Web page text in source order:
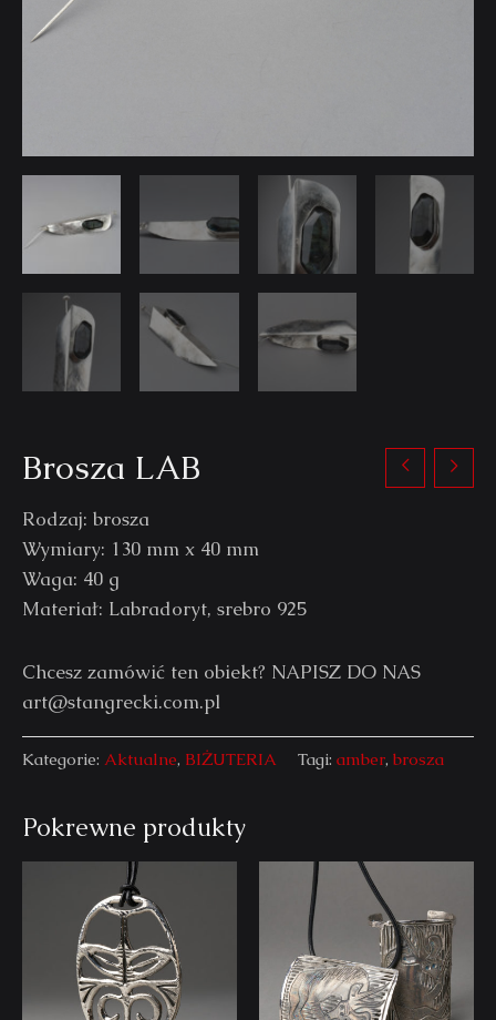
Brosza LAB
Rodzaj: brosza
Wymiary: 130 mm x 40 mm
Waga: 40 g
Materiał: Labradoryt, srebro 925
Chcesz zamówić ten obiekt? NAPISZ DO NAS
art@stangrecki.com.pl
Kategorie: Aktualne, BIŻUTERIA Tagi: amber, brosza
Pokrewne produkty